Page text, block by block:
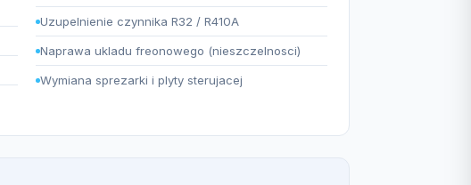
Uzupelnienie czynnika R32 / R410A
Naprawa ukladu freonowego (nieszczelnosci)
Wymiana sprezarki i plyty sterujacej